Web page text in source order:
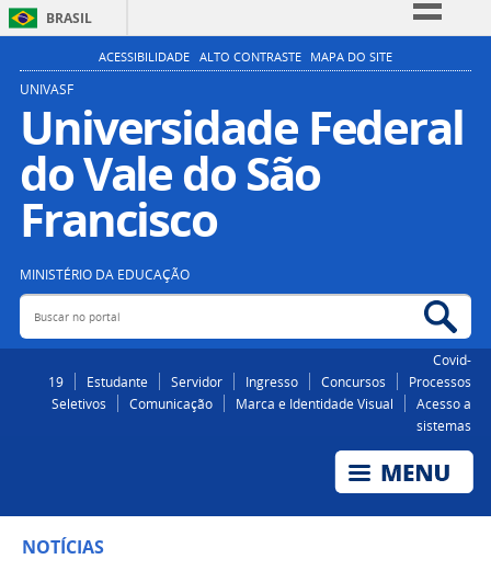
BRASIL
Simplifique!
Participe
Acesso à informação
Legislação
ACESSIBILIDADE ALTO CONTRASTE MAPA DO SITE
UNIVASF
Universidade Federal
do Vale do São
Francisco
MINISTÉRIO DA EDUCAÇÃO
Buscar no portal
Covid-
19
Estudante Servidor Ingresso Concursos
Processos
Seletivos
Comunicação Marca e Identidade Visual
Acesso a
sistemas
NOTÍCIAS